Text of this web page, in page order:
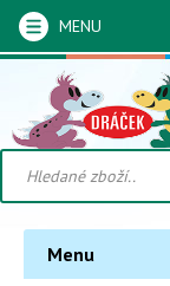
MENU
Menu